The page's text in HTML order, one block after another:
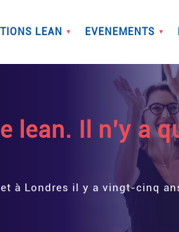
LEAN ▼ EVENEMENTS ▼
lean. Il n’y a
à Londres il y a vingt-cinq